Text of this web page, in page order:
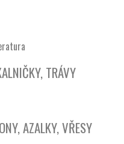
TRÁVY
AZALKY, VŘESY